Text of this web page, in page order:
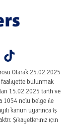
Olarak 25.02.2025
faaliyette bulunmak
15.02.2025 tarih ve
1054 nolu belge ile
kanun uyarınca iş
Şikayetleriniz için